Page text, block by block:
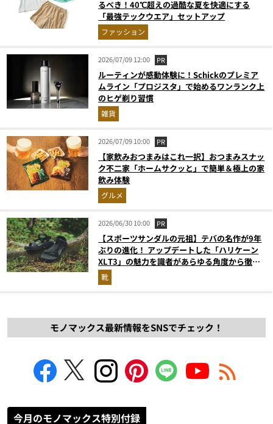
るべき！40℃超えの過酷な夏を快適にする
「最強テックウエア」セットアップ
ファッション
2026/07/09 12:00 PR
ルーティンが感動体験に！Schickのプレミア
ムライン「プロジスタ」で始めるワンランク上
のヒゲ剃り習慣
雑貨
2026/07/09 10:00 PR
【家飲みおつまみはこれ一択】おつまみスナッ
ク不二家「ホームサクッと」で簡単＆極上の家
飲み体験
グルメ
2026/06/30 10:00 PR
【スポーツサンダルの元祖】テバの名作が9年
ぶりの進化！ アップデートした「ハリケーン
XLT3」の魅力を識者があらゆる角度から徹底
解説！
靴
モノマックス最新情報をSNSでチェック！
今月のモノマックス特別付録